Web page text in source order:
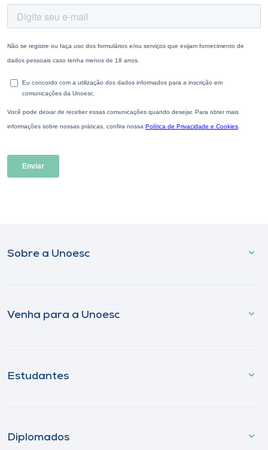
Sobre a Unoesc
Venha para a Unoesc
Estudantes
Diplomados